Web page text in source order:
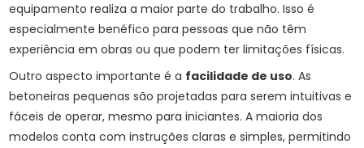
equipamento realiza a maior parte do trabalho. Isso é
especialmente benéfico para pessoas que não têm
experiência em obras ou que podem ter limitações físicas.
Outro aspecto importante é a facilidade de uso. As
betoneiras pequenas são projetadas para serem intuitivas e
fáceis de operar, mesmo para iniciantes. A maioria dos
modelos conta com instruções claras e simples, permitindo